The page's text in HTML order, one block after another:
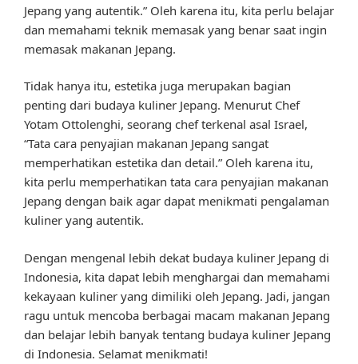
Jepang yang autentik.” Oleh karena itu, kita perlu belajar
dan memahami teknik memasak yang benar saat ingin
memasak makanan Jepang.
Tidak hanya itu, estetika juga merupakan bagian
penting dari budaya kuliner Jepang. Menurut Chef
Yotam Ottolenghi, seorang chef terkenal asal Israel,
“Tata cara penyajian makanan Jepang sangat
memperhatikan estetika dan detail.” Oleh karena itu,
kita perlu memperhatikan tata cara penyajian makanan
Jepang dengan baik agar dapat menikmati pengalaman
kuliner yang autentik.
Dengan mengenal lebih dekat budaya kuliner Jepang di
Indonesia, kita dapat lebih menghargai dan memahami
kekayaan kuliner yang dimiliki oleh Jepang. Jadi, jangan
ragu untuk mencoba berbagai macam makanan Jepang
dan belajar lebih banyak tentang budaya kuliner Jepang
di Indonesia. Selamat menikmati!